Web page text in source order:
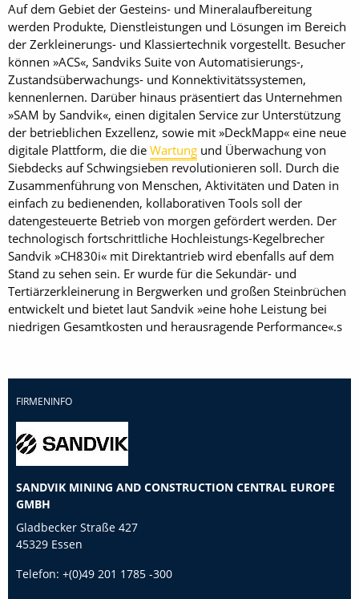
Auf dem Gebiet der Gesteins- und Mineralaufbereitung
werden Produkte, Dienstleistungen und Lösungen im Bereich
der Zerkleinerungs- und Klassiertechnik vorgestellt. Besucher
können »ACS«, Sandviks Suite von Automatisierungs-,
Zustands­überwachungs- und Konnektivitätssystemen,
kennenlernen. Darüber hinaus präsentiert das Unternehmen
»SAM by Sandvik«, einen digitalen Service zur Unterstützung
der betrieblichen Exzellenz, sowie mit »DeckMapp« eine neue
digitale Plattform, die die Wartung und Überwachung von
Siebdecks auf Schwingsieben revolutionieren soll. Durch die
Zusammenführung von Menschen, Aktivitäten und Daten in
einfach zu bedienenden, kollaborativen Tools soll der
datengesteuerte Betrieb von morgen gefördert werden. Der
technologisch ­fortschrittliche Hochleistungs-Kegelbrecher
Sandvik »CH830i« mit Direktantrieb wird ebenfalls auf dem
Stand zu sehen sein. Er wurde für die Sekundär- und
Tertiärzerkleinerung in Bergwerken und großen Steinbrüchen
entwickelt und bietet laut Sandvik »eine hohe Leistung bei
niedrigen Gesamtkosten und herausragende Performance«.s
FIRMENINFO
SANDVIK MINING AND CONSTRUCTION CENTRAL EUROPE
GMBH
Gladbecker Straße 427
45329 Essen
Telefon: +(0)49 201 1785 -300